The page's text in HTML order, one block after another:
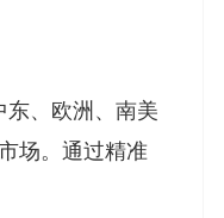
、欧洲、南美
场。通过精准